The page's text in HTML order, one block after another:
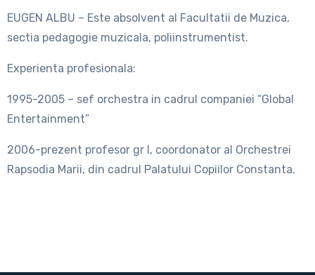
EUGEN ALBU – Este absolvent al Facultatii de Muzica,
sectia pedagogie muzicala, poliinstrumentist.
Experienta profesionala:
1995-2005 – sef orchestra in cadrul companiei “Global
Entertainment”
2006-prezent profesor gr I, coordonator al Orchestrei
Rapsodia Marii, din cadrul Palatului Copiilor Constanta.